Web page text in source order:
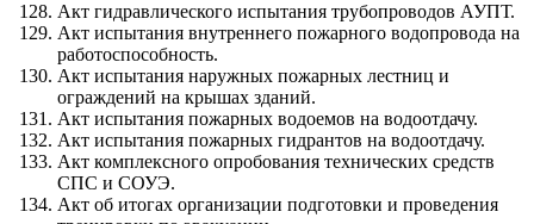
Акт гидравлического испытания трубопроводов АУПТ.
Акт испытания внутреннего пожарного водопровода на
работоспособность.
Акт испытания наружных пожарных лестниц и
ограждений на крышах зданий.
Акт испытания пожарных водоемов на водоотдачу.
Акт испытания пожарных гидрантов на водоотдачу.
Акт комплексного опробования технических средств
СПС и СОУЭ.
Акт об итогах организации подготовки и проведения